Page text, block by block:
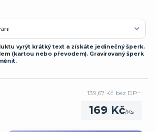
vyrýt krátký text a získáte jedinečný šperk.
(kartou nebo převodem). Gravírovaný šperk
169 Kč/Ks
139,67 Kč bez DPH